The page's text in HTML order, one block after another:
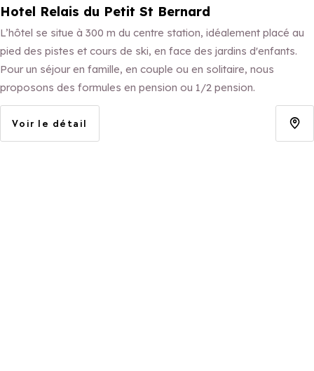
Hotel Relais du Petit St Bernard
L’hôtel se situe à 300 m du centre station, idéalement placé au
pied des pistes et cours de ski, en face des jardins d'enfants.
Pour un séjour en famille, en couple ou en solitaire, nous
proposons des formules en pension ou 1/2 pension.
Voir le détail